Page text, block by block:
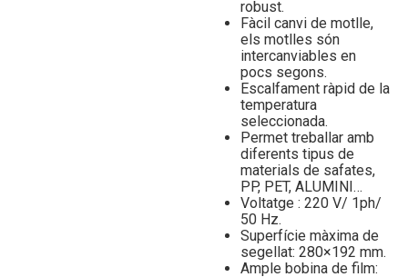
robust.
Fàcil canvi de motlle,
els motlles són
intercanviables en
pocs segons.
Escalfament ràpid de la
temperatura
seleccionada.
Permet treballar amb
diferents tipus de
materials de safates,
PP, PET, ALUMINI…
Voltatge : 220 V/ 1ph/
50 Hz.
Superfície màxima de
segellat: 280×192 mm.
Ample bobina de film: